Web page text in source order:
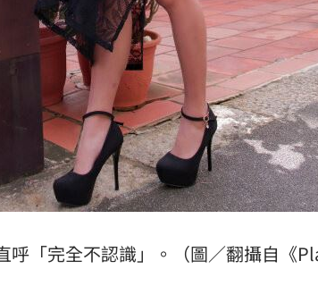
「完全不認識」。（圖／翻攝自《